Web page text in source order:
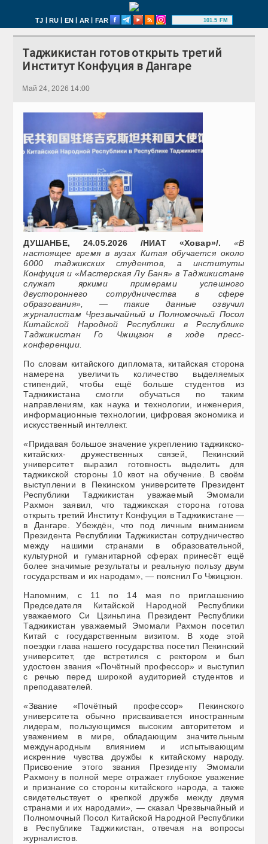
TJ | RU | EN | AR | FAR 101.5 FM
Таджикистан готов открыть третий
Институт Конфуция в Дангаре
Май 24, 2026 14:00
ДУШАНБЕ, 24.05.2026 /НИАТ «Ховар»/. «В
настоящее время в вузах Китая обучается около
6000 таджикских студентов, а институты
Конфуция и «Мастерская Лу Баня» в Таджикистане
служат яркими примерами успешного
двустороннего сотрудничества в сфере
образования», — такие данные озвучил
журналистам Чрезвычайный и Полномочный Посол
Китайской Народной Республики в Республике
Таджикистан Го Чжицзюн в ходе пресс-
конференции.
По словам китайского дипломата, китайская сторона
намерена увеличить количество выделяемых
стипендий, чтобы ещё больше студентов из
Таджикистана смогли обучаться по таким
направлениям, как наука и технологии, инженерия,
информационные технологии, цифровая экономика и
искусственный интеллект.
«Придавая большое значение укреплению таджикско-
китайских- дружественных связей, Пекинский
университет выразил готовность выделить для
таджикской стороны 10 квот на обучение. В своём
выступлении в Пекинском университете Президент
Республики Таджикистан уважаемый Эмомали
Рахмон заявил, что таджикская сторона готова
открыть третий Институт Конфуция в Таджикистане —
в Дангаре. Убеждён, что под личным вниманием
Президента Республики Таджикистан сотрудничество
между нашими странами в образовательной,
культурной и гуманитарной сферах принесёт ещё
более значимые результаты и реальную пользу двум
государствам и их народам», — пояснил Го Чжицзюн.
Напомним, с 11 по 14 мая по приглашению
Председателя Китайской Народной Республики
уважаемого Си Цзиньпина Президент Республики
Таджикистан уважаемый Эмомали Рахмон посетил
Китай с государственным визитом. В ходе этой
поездки глава нашего государства посетил Пекинский
университет, где встретился с ректором и был
удостоен звания «Почётный профессор» и выступил
с речью перед широкой аудиторией студентов и
преподавателей.
«Звание «Почётный профессор» Пекинского
университета обычно присваивается иностранным
лидерам, пользующимся высоким авторитетом и
уважением в мире, обладающим значительным
международным влиянием и испытывающим
искренние чувства дружбы к китайскому народу.
Присвоение этого звания Президенту Эмомали
Рахмону в полной мере отражает глубокое уважение
и признание со стороны китайского народа, а также
свидетельствует о крепкой дружбе между двумя
странами и их народами», — сказал Чрезвычайный и
Полномочный Посол Китайской Народной Республики
в Республике Таджикистан, отвечая на вопросы
журналистов.